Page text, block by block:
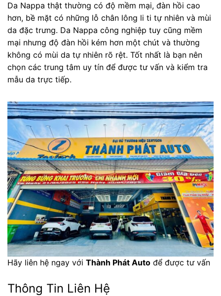
Da Nappa thật thường có độ mềm mại, đàn hồi cao
hơn, bề mặt có những lỗ chân lông li ti tự nhiên và mùi
da đặc trưng. Da Nappa công nghiệp tuy cũng mềm
mại nhưng độ đàn hồi kém hơn một chút và thường
không có mùi da tự nhiên rõ rệt. Tốt nhất là bạn nên
chọn các trung tâm uy tín để được tư vấn và kiểm tra
mẫu da trực tiếp.
Hãy liên hệ ngay với Thành Phát Auto để được tư vấn
Thông Tin Liên Hệ